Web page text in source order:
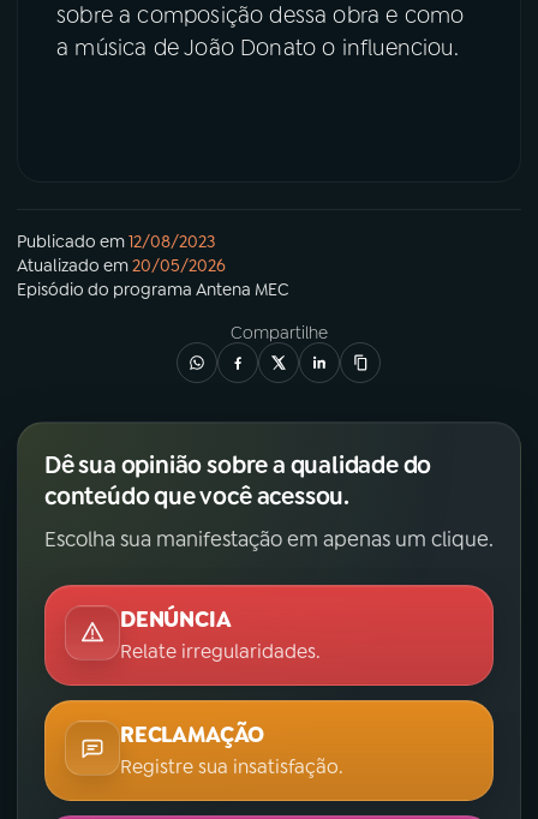
sobre a composição dessa obra e como
a música de João Donato o influenciou.
Publicado em12/08/2023
Atualizado em20/05/2026
Episódio do programa Antena MEC
Compartilhe
Dê sua opinião sobre a qualidade do
conteúdo que você acessou.
Escolha sua manifestação em apenas um clique.
DENÚNCIA
Relate irregularidades.
RECLAMAÇÃO
Registre sua insatisfação.